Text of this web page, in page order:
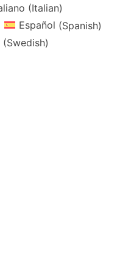
(Italian)
Español (Spanish)
(Swedish)